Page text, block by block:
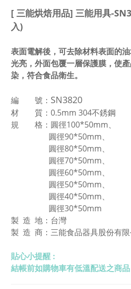
[ 三能烘焙用品] 三能用具-
入)
表面電解後，可去除材料表面的
光亮，外面包覆一層保護膜，使
染，符合食品衛生。
編 號： SN3820
材 質：0.5mm 304不銹鋼
規
格 ：圓徑100*50mm、
圓徑90*50mm、
圓徑80*50mm、
圓徑70*50mm、
圓徑60*50mm、
圓徑50*50mm、
圓徑40*50mm、
圓徑30*50mm
製 造 地：台灣
製 造 商：三能食品器具股份有限
貼心小提醒 :
結帳前如購物車有低溫配送之商